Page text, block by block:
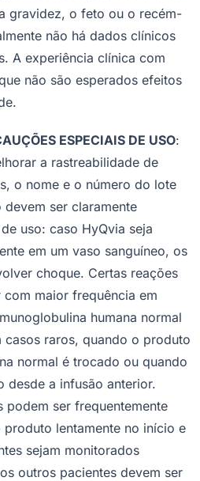
gravidez, o feto ou o recém-
não há dados clínicos
A experiência clínica com
não são esperados efeitos
ESPECIAIS DE USO:
a rastreabilidade de
o nome e o número do lote
ser claramente
uso: caso HyQvia seja
em um vaso sanguíneo, os
choque. Certas reações
maior frequência em
humana normal
casos raros, quando o produto
normal é trocado ou quando
desde a infusão anterior.
podem ser frequentemente
lentamente no início e
sejam monitorados
outros pacientes devem ser